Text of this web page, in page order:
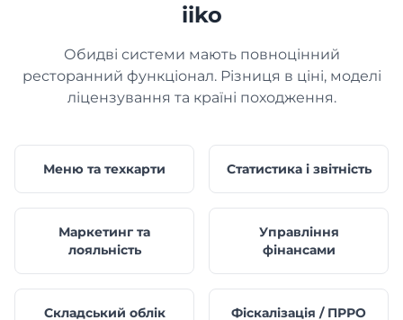
iiko
Обидві системи мають повноцінний
ресторанний функціонал. Різниця в ціні, моделі
ліцензування та країні походження.
Меню та техкарти Статистика і звітність
Маркетинг та
лояльність
Управління
фінансами
Складський облік Фіскалізація / ПРРО